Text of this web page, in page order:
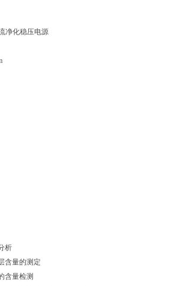
净化稳压电源
析
含量的测定
含量检测